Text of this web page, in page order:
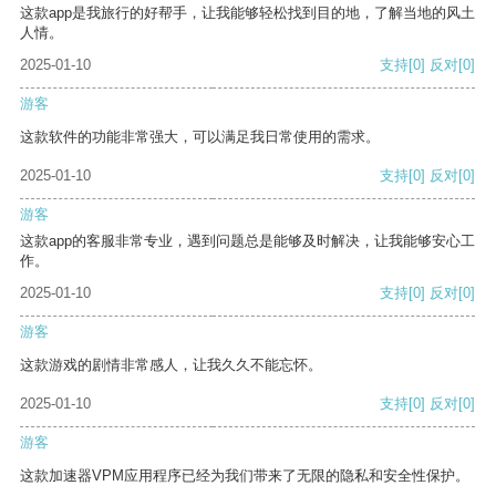
这款app是我旅行的好帮手，让我能够轻松找到目的地，了解当地的风土
人情。
2025-01-10
支持[0] 反对[0]
游客
这款软件的功能非常强大，可以满足我日常使用的需求。
2025-01-10 支持[0] 反对[0]
游客
这款app的客服非常专业，遇到问题总是能够及时解决，让我能够安心工
作。
2025-01-10
支持[0] 反对[0]
游客
这款游戏的剧情非常感人，让我久久不能忘怀。
2025-01-10 支持[0] 反对[0]
游客
这款加速器VPM应用程序已经为我们带来了无限的隐私和安全性保护。